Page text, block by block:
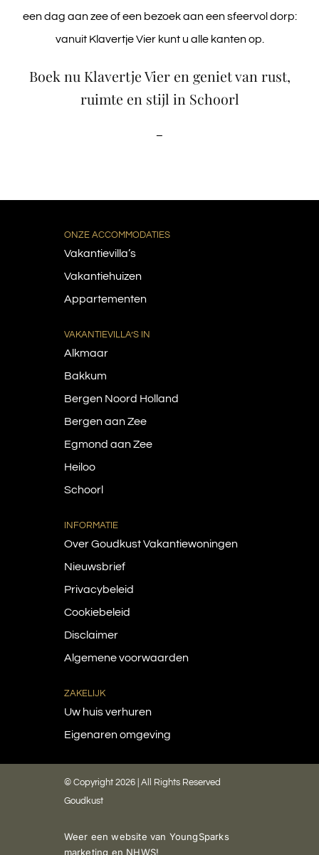
een dag aan zee of een bezoek aan een sfeervol dorp:
vanuit Klavertje Vier kunt u alle kanten op.
Boek nu Klavertje Vier en geniet van rust,
ruimte en stijl in Schoorl
–
ONZE ACCOMMODATIES
Vakantievilla’s
Vakantiehuizen
Appartementen
VAKANTIEVILLA’S IN
Alkmaar
Bakkum
Bergen Noord Holland
Bergen aan Zee
Egmond aan Zee
Heiloo
Schoorl
INFORMATIE
Over Goudkust Vakantiewoningen
Nieuwsbrief
Privacybeleid
Cookiebeleid
Disclaimer
Algemene voorwaarden
ZAKELIJK
Uw huis verhuren
Eigenaren omgeving
© Copyright 2026 | All Rights Reserved
Goudkust
Weer een website van YoungSparks
marketing en NHWS!